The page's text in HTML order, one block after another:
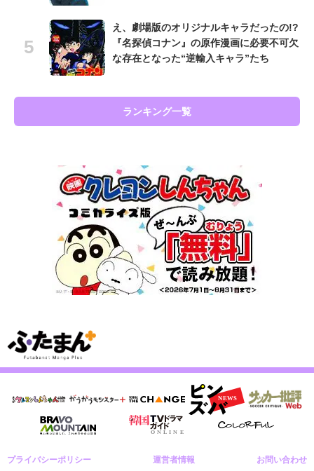
え、劇場版のオリジナルキャラだったの!?
『名探偵コナン』の原作漫画に必要不可欠
な存在となった“逆輸入キャラ”たち
ランキング一覧
プライバシーポリシー 運営者情報 お問い合わせ